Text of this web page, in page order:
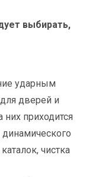
выбирать,
ударным
дверей и
приходится
чистка